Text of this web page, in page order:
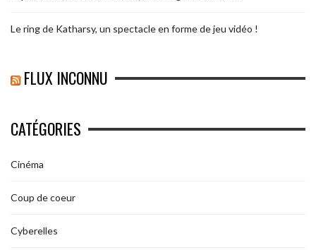
Le ring de Katharsy, un spectacle en forme de jeu vidéo !
FLUX INCONNU
CATÉGORIES
Cinéma
Coup de coeur
Cyberelles